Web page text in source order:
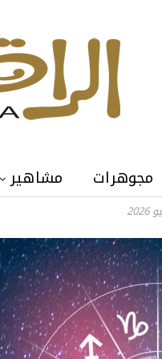
مجوهرات مشاهير